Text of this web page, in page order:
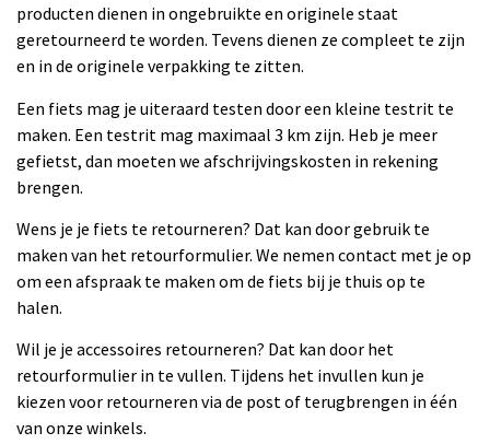
producten dienen in ongebruikte en originele staat
geretourneerd te worden. Tevens dienen ze compleet te zijn
en in de originele verpakking te zitten.
Een fiets mag je uiteraard testen door een kleine testrit te
maken. Een testrit mag maximaal 3 km zijn. Heb je meer
gefietst, dan moeten we afschrijvingskosten in rekening
brengen.
Wens je je fiets te retourneren? Dat kan door gebruik te
maken van het retourformulier. We nemen contact met je op
om een afspraak te maken om de fiets bij je thuis op te
halen.
Wil je je accessoires retourneren? Dat kan door het
retourformulier in te vullen. Tijdens het invullen kun je
kiezen voor retourneren via de post of terugbrengen in één
van onze winkels.